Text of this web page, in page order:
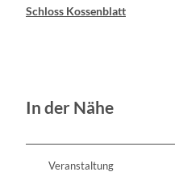
Schloss Kossenblatt
In der Nähe
Veranstaltung